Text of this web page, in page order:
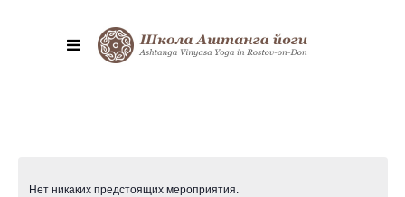
Нет никаких предстоящих мероприятия.